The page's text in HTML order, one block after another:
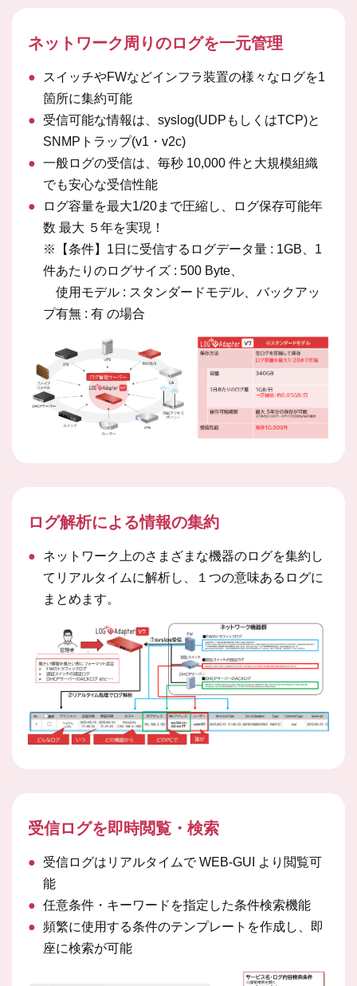
ネットワーク周りのログを一元管理
●
スイッチやFWなどインフラ装置の様々なログを1
箇所に集約可能
●
受信可能な情報は、syslog(UDPもしくはTCP)と
SNMPトラップ(v1・v2c)
● 一般ログの受信は、毎秒 10,000 件と大規模組織
でも安心な受信性能
●
ログ容量を最大1/20まで圧縮し、ログ保存可能年
数 最大 ５年を実現！
※【条件】1日に受信するログデータ量 : 1GB、1
件あたりのログサイズ : 500 Byte、
使用モデル : スタンダードモデル、バックアッ
プ有無 : 有 の場合
ログ解析による情報の集約
●
ネットワーク上のさまざまな機器のログを集約し
てリアルタイムに解析し、１つの意味あるログに
まとめます。
受信ログを即時閲覧・検索
●
受信ログはリアルタイムで WEB-GUI より閲覧可
能
● 任意条件・キーワードを指定した条件検索機能
● 頻繁に使用する条件のテンプレートを作成し、即
座に検索が可能